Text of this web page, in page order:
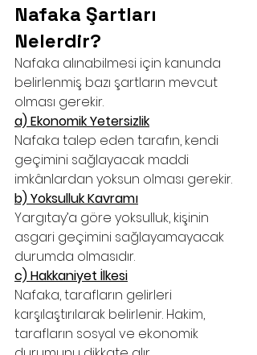
Nafaka Şartları
Nelerdir?
Nafaka alınabilmesi için kanunda
belirlenmiş bazı şartların mevcut
olması gerekir.
a) Ekonomik Yetersizlik
Nafaka talep eden tarafın, kendi
geçimini sağlayacak maddi
imkânlardan yoksun olması gerekir.
b) Yoksulluk Kavramı
Yargıtay’a göre yoksulluk, kişinin
asgari geçimini sağlayamayacak
durumda olmasıdır.
c) Hakkaniyet İlkesi
Nafaka, tarafların gelirleri
karşılaştırılarak belirlenir. Hakim,
tarafların sosyal ve ekonomik